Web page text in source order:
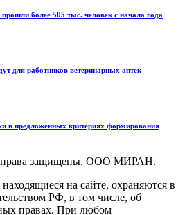
более 505 тыс. человек с начала года
для работников ветеринарных аптек
в предложенных критериях формирования
права защищены, ООО МИРАН.
на сайте, охраняются в
РФ, в том числе, об
правах. При любом